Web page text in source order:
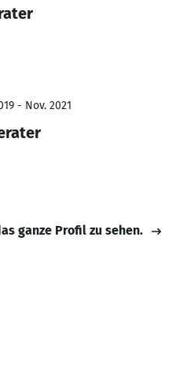
- Nov. 2021
ganze Profil zu sehen.